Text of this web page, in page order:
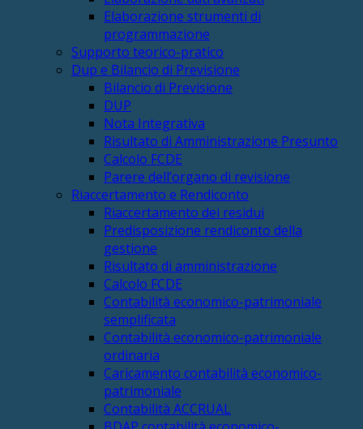
Elaborazione strumenti di
programmazione
Supporto teorico-pratico
Dup e Bilancio di Previsione
Bilancio di Previsione
DUP
Nota Integrativa
Risultato di Amministrazione Presunto
Calcolo FCDE
Parere dell’organo di revisione
Riaccertamento e Rendiconto
Riaccertamento dei residui
Predisposizione rendiconto della
gestione
Risultato di amministrazione
Calcolo FCDE
Contabilità economico-patrimoniale
semplificata
Contabilità economico-patrimoniale
ordinaria
Caricamento contabilità economico-
patrimoniale
Contabilità ACCRUAL